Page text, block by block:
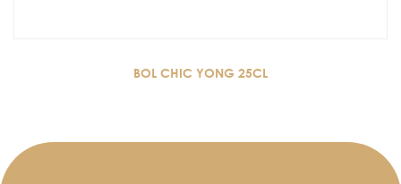
BOL CHIC YONG 25CL